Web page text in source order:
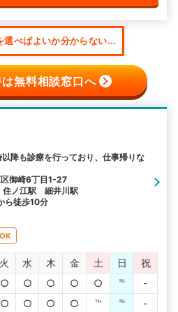
選べばよいか分からない...
無料相談窓口へ
降も診療を行っており、仕事帰りな
御崎6丁目1-27
住ノ江駅 細井川駅
ら徒歩10分
火 水 木 金 土 日
祝
○ ○ ○ ○ ○ ℡
-
○ ○ ○ ○ ℡ ℡ -